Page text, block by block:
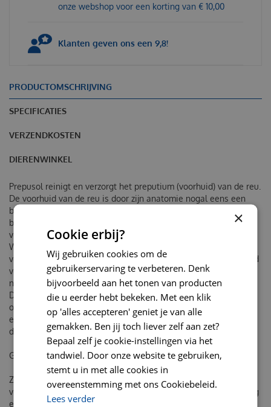
onze webshop voor een korting van € 10,00
Klanten geven ons een 9,8!
PRODUCTOMSCHRIJVING
SPECIFICATIES
VERZENDKOSTEN
DIERENWINKEL
Prepusol reinigt en verzorgt het preputium (voorhuid) van de reu.
De voorhuid van de reu is door zijn anatomie nogal eens een
bron van infectie. Door de warme, vochtige omgeving krijgen
bacteriën en schimmels hier een uitstekende kans om zich te
vermeerderen.
We zien dan vaak een druppel pus (etter) bij de omslag van de
voorhuid. Afgezien van het onsmakelijke gezicht is het irriterend
voor de reu en zal hij zich voortdurend schoonlikken, waardoor
nog meer irritatie plaatsvindt.
De chloorxylenol en natriummedetaat in Prepusol hebben een
ontsmettende werking, waardoor de voorhuid gereinigd wordt
en tevens wordt voorkomen dat de infectie na het stoppen van
de behandeling zich direct weer voordoet.
Gebruiksaanwijzing:
Zet een plastic opzetstukje op de spuit en vul de spuit
vervolgens met 10 ml Prepusol. Gebruik voor iedere behandeling
een schoon opzetstukje. De voorhuid met behulp van een prop
×
Cookie erbij?
Wij gebruiken cookies om de
gebruikerservaring te verbeteren. Denk
bijvoorbeeld aan het tonen van producten
die u eerder hebt bekeken. Met een klik
op 'alles accepteren' geniet je van alle
gemakken. Ben jij toch liever zelf aan zet?
Bepaal zelf je cookie-instellingen via het
tandwiel. Door onze website te gebruiken,
stemt u in met alle cookies in
overeenstemming met ons Cookiebeleid.
Lees verder